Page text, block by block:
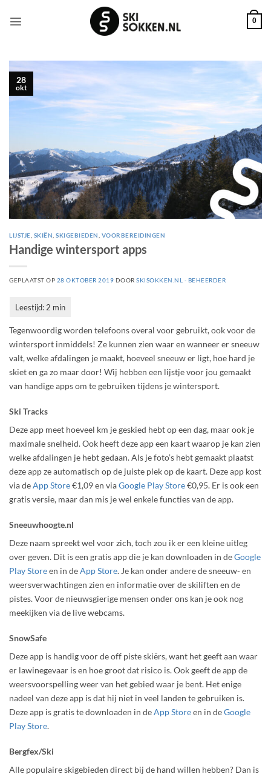
naar
0
28
okt
LIJSTJE SKIËN ,SKIGEBIEDEN VOORBEREIDINGEN
Handige wintersport apps
GEPLAATST OP 28 OKTOBER 2019 DOORSKISOKKEN.NL - BEHEERDER
Tegenwoordig worden telefoons overal voor gebruikt, ook voor de
wintersport inmiddels! Ze kunnen zien waar en wanneer er sneeuw
valt, welke afdalingen je maakt, hoeveel sneeuw er ligt, hoe hard je
skiet en ga zo maar door! Wij hebben een lijstje voor jou gemaakt
van handige apps om te gebruiken tijdens je wintersport.
Ski Tracks
Deze app meet hoeveel km je geskied hebt op een dag, maar ook je
maximale snelheid. Ook heeft deze app een kaart waarop je kan zien
welke afdalingen je hebt gedaan. Als je foto’s hebt gemaakt plaatst
deze app ze automatisch op de juiste plek op de kaart. Deze app kost
via deApp Store€1,09 en viaGoogle Play Store€0,95. Er is ook een
gratis versie, maar dan mis je wel enkele functies van de app.
Sneeuwhoogte.nl
Deze naam spreekt wel voor zich, toch zou ik er een kleine uitleg
over geven. Dit is een gratis app die je kan downloaden in deGoogle
Play Storeen in deApp Store. Je kan onder andere de sneeuw- en
weersverwachtingen zien en informatie over de skiliften en de
pistes. Voor de nieuwsgierige mensen onder ons kan je ook nog
meekijken via de live webcams.
SnowSafe
Deze app is handig voor de off piste skiërs, want het geeft aan waar
er lawinegevaar is en hoe groot dat risico is. Ook geeft de app de
weersvoorspelling weer van het gebied waar je bent. Het enige
nadeel van deze app is dat hij niet in veel landen te gebruiken is.
Deze app is gratis te downloaden in deApp Storeen in deGoogle
Play Store.
Bergfex/Ski
Alle populaire skigebieden direct bij de hand willen hebben? Dan is